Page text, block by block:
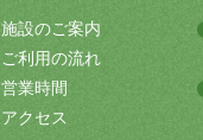
施設のご案内
ご利用の流れ
営業時間
アクセス